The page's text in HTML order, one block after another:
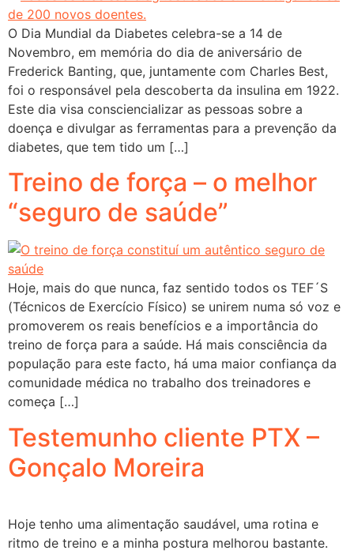
O Dia Mundial da Diabetes celebra-se a 14 de
Novembro, em memória do dia de aniversário de
Frederick Banting, que, juntamente com Charles Best,
foi o responsável pela descoberta da insulina em 1922.
Este dia visa consciencializar as pessoas sobre a
doença e divulgar as ferramentas para a prevenção da
diabetes, que tem tido um […]
Treino de força – o melhor
“seguro de saúde”
Hoje, mais do que nunca, faz sentido todos os TEF´S
(Técnicos de Exercício Físico) se unirem numa só voz e
promoverem os reais benefícios e a importância do
treino de força para a saúde. Há mais consciência da
população para este facto, há uma maior confiança da
comunidade médica no trabalho dos treinadores e
começa […]
Testemunho cliente PTX –
Gonçalo Moreira
Hoje tenho uma alimentação saudável, uma rotina e
ritmo de treino e a minha postura melhorou bastante.